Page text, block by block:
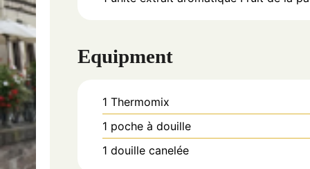
Equipment
1 Thermomix
1 poche à douille
1 douille canelée